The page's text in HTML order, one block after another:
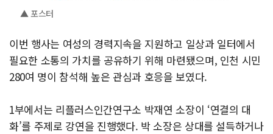
▲ 포스터
이번 행사는 여성의 경력지속을 지원하고 일상과 일터에서
필요한 소통의 가치를 공유하기 위해 마련됐으며, 인천 시민
280여 명이 참석해 높은 관심과 호응을 보였다.
1부에서는 리플러스인간연구소 박재연 소장이 ‘연결의 대
화’를 주제로 강연을 진행했다. 박 소장은 상대를 설득하거나